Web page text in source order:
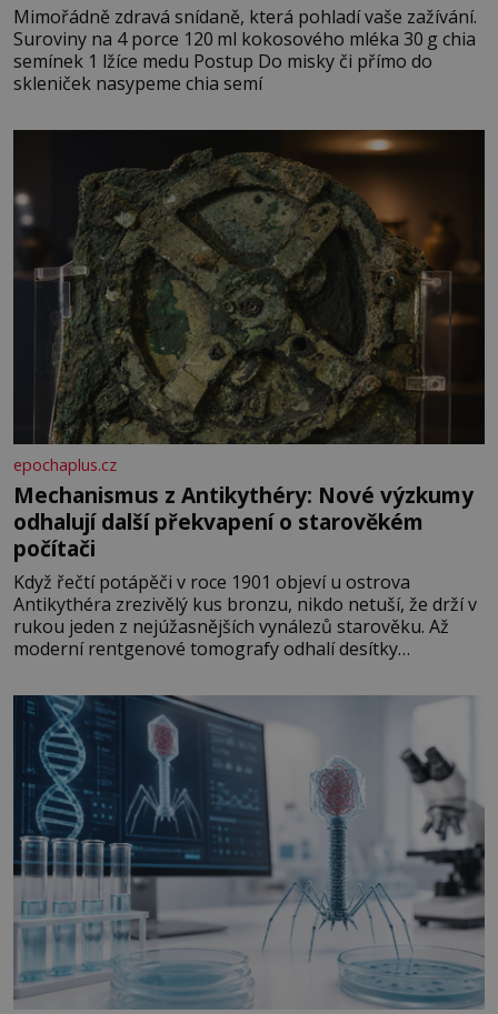
Mimořádně zdravá snídaně, která pohladí vaše zažívání.
Suroviny na 4 porce 120 ml kokosového mléka 30 g chia
semínek 1 lžíce medu Postup Do misky či přímo do
skleniček nasypeme chia semí
epochaplus.cz
Mechanismus z Antikythéry: Nové výzkumy
odhalují další překvapení o starověkém
počítači
Když řečtí potápěči v roce 1901 objeví u ostrova
Antikythéra zrezivělý kus bronzu, nikdo netuší, že drží v
rukou jeden z nejúžasnějších vynálezů starověku. Až
moderní rentgenové tomografy odhalí desítky
Antikythéry je dnes považován za nejstarší známý
analogový počítač na světě. Přesto ani po více než sto
letech výzkumu